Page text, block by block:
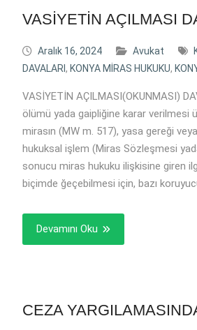
VASİYETİN AÇILMASI
Aralık 16, 2024 Avukat
DAVALARI, KONYA MİRAS HUKUKU,
VASİYETİN AÇILMASI(OKUNMASI)
ölümü yada gaipliğine karar verilmesi
mirasın (MW m. 517), yasa gereği
hukuksal işlem (Miras Sözleşmesi
sonucu miras hukuku ilişkisine giren
biçimde ğeçebilmesi için, bazı
Devamını Oku
CEZA